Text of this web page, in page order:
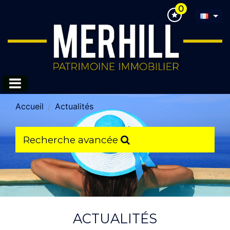
0
Accueil Actualités
Recherche avancée
ACTUALITÉS